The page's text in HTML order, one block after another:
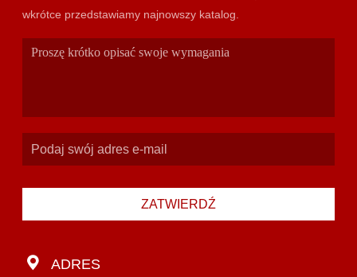
wkrótce przedstawiamy najnowszy katalog.
ZATWIERDŹ
ADRES